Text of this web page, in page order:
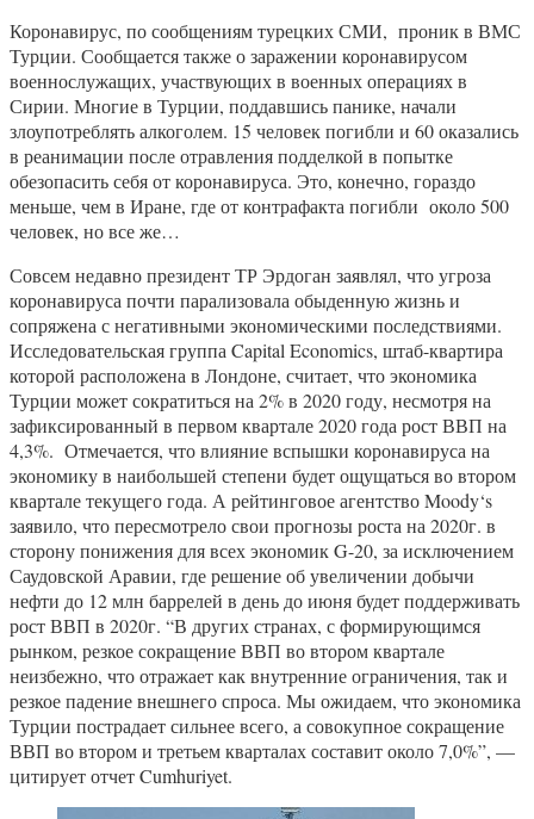
Коронавирус, по сообщениям турецких СМИ, проник в ВМС
Турции. Сообщается также о заражении коронавирусом
военнослужащих, участвующих в военных операциях в
Сирии. Многие в Турции, поддавшись панике, начали
злоупотреблять алкоголем. 15 человек погибли и 60 оказались
в реанимации после отравления подделкой в попытке
обезопасить себя от коронавируса. Это, конечно, гораздо
меньше, чем в Иране, где от контрафакта погибли около 500
человек, но все же…
Совсем недавно президент ТР Эрдоган заявлял, что угроза
коронавируса почти парализовала обыденную жизнь и
сопряжена с негативными экономическими последствиями.
Исследовательская группа Capital Economics, штаб-квартира
которой расположена в Лондоне, считает, что экономика
Турции может сократиться на 2% в 2020 году, несмотря на
зафиксированный в первом квартале 2020 года рост ВВП на
4,3%. Отмечается, что влияние вспышки коронавируса на
экономику в наибольшей степени будет ощущаться во втором
квартале текущего года. А рейтинговое агентство Moody‘s
заявило, что пересмотрело свои прогнозы роста на 2020г. в
сторону понижения для всех экономик G-20, за исключением
Саудовской Аравии, где решение об увеличении добычи
нефти до 12 млн баррелей в день до июня будет поддерживать
рост ВВП в 2020г. “В других странах, с формирующимся
рынком, резкое сокращение ВВП во втором квартале
неизбежно, что отражает как внутренние ограничения, так и
резкое падение внешнего спроса. Мы ожидаем, что экономика
Турции пострадает сильнее всего, а совокупное сокращение
ВВП во втором и третьем кварталах составит около 7,0%”, —
цитирует отчет Cumhuriyet.